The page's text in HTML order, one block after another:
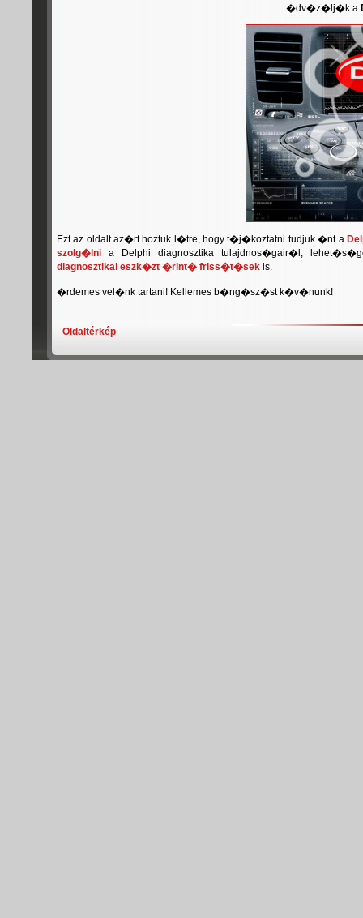
�dv�z�lj�k a
Ezt az oldalt az�rt hoztuk l�tre, hogy t�j�koztatni tudjuk �nt a
szolg�lni a Delphi diagnosztika tulajdnos�gair�l,
diagnosztikai eszk�zt �rint� friss�t�sek is.
�rdemes vel�nk tartani! Kellemes b�ng�sz�st k�v�nunk!
Oldaltérkép